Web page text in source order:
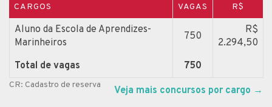
CARGOS VAGAS R$
Aluno da Escola de Aprendizes-
Marinheiros
750
R$
2.294,50
Total de vagas
750
CR: Cadastro de reserva Veja mais concursos por cargo →